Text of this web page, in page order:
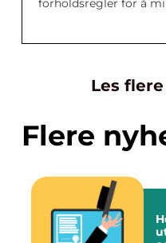
forholdsregler for å
Les
Flere